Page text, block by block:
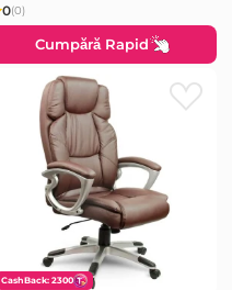
0(0)
Cumpără Rapid
CashBack: 2300